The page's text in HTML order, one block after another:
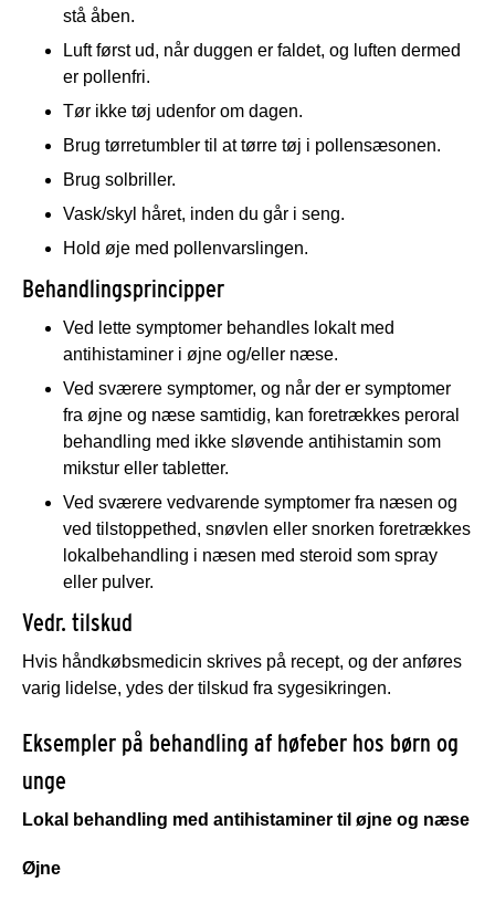
stå åben.
Luft først ud, når duggen er faldet, og luften dermed
er pollenfri.
Tør ikke tøj udenfor om dagen.
Brug tørretumbler til at tørre tøj i pollensæsonen.
Brug solbriller.
Vask/skyl håret, inden du går i seng.
Hold øje med pollenvarslingen.
Behandlingsprincipper
Ved lette symptomer behandles lokalt med
antihistaminer i øjne og/eller næse.
Ved sværere symptomer, og når der er symptomer
fra øjne og næse samtidig, kan foretrækkes peroral
behandling med ikke sløvende antihistamin som
mikstur eller tabletter.
Ved sværere vedvarende symptomer fra næsen og
ved tilstoppethed, snøvlen eller snorken foretrækkes
lokalbehandling i næsen med steroid som spray
eller pulver.
Vedr. tilskud
Hvis håndkøbsmedicin skrives på recept, og der anføres
varig lidelse, ydes der tilskud fra sygesikringen.
Eksempler på behandling af høfeber hos børn og
unge
Lokal behandling med antihistaminer til øjne og næse
Øjne